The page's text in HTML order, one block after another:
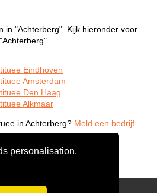
personalisation.
in "Achterberg". Kijk hieronder voor
Eindhoven
Amsterdam
Den Haag
Alkmaar
in Achterberg? Meld een bedrijf